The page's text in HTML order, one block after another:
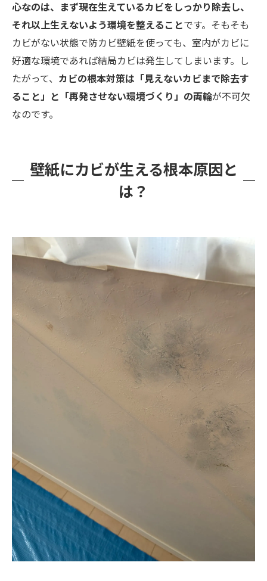
心なのは、まず現在生えているカビをしっかり除去し、
それ以上生えないよう環境を整えることです。そもそも
カビがない状態で防カビ壁紙を使っても、室内がカビに
好適な環境であれば結局カビは発生してしまいます。し
たがって、 カビの根本対策は「見えないカビまで除去す
ること」と「再発させない環境づくり」の両輪が不可欠
なのです。
壁紙にカビが生える根本原因と
は？